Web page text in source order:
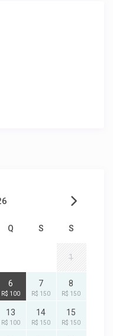
Q S S
1
6
R$ 100
7
R$ 150
8
R$ 150
13
R$ 100
14
R$ 150
15
R$ 150